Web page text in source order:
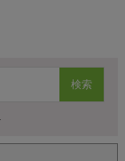
検索